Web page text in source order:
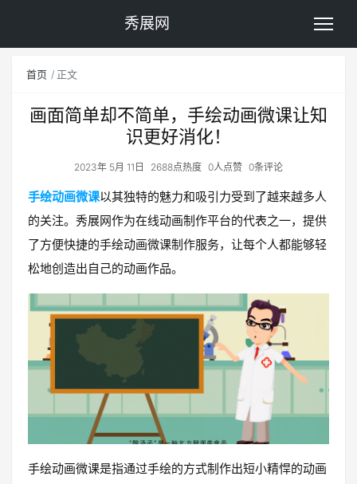
秀展网
首页 正文
画面简单却不简单，手绘动画微课让知
识更好消化！
2023年 5月 11日 2688点热度 0人点赞 0条评论
手绘动画微课以其独特的魅力和吸引力受到了越来越多人
的关注。秀展网作为在线动画制作平台的代表之一，提供
了方便快捷的手绘动画微课制作服务，让每个人都能够轻
松地创造出自己的动画作品。
手绘动画微课是指通过手绘的方式制作出短小精悍的动画